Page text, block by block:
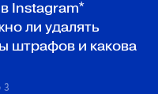
Instagram*
ли удалять
штрафов и какова
3